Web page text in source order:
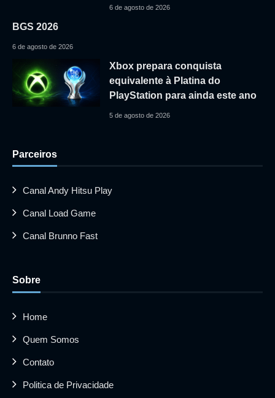
6 de agosto de 2026
BGS 2026
6 de agosto de 2026
Xbox prepara conquista
equivalente à Platina do
PlayStation para ainda este ano
5 de agosto de 2026
Parceiros
Canal Andy Hitsu Play
Canal Load Game
Canal Brunno Fast
Sobre
Home
Quem Somos
Contato
Politica de Privacidade